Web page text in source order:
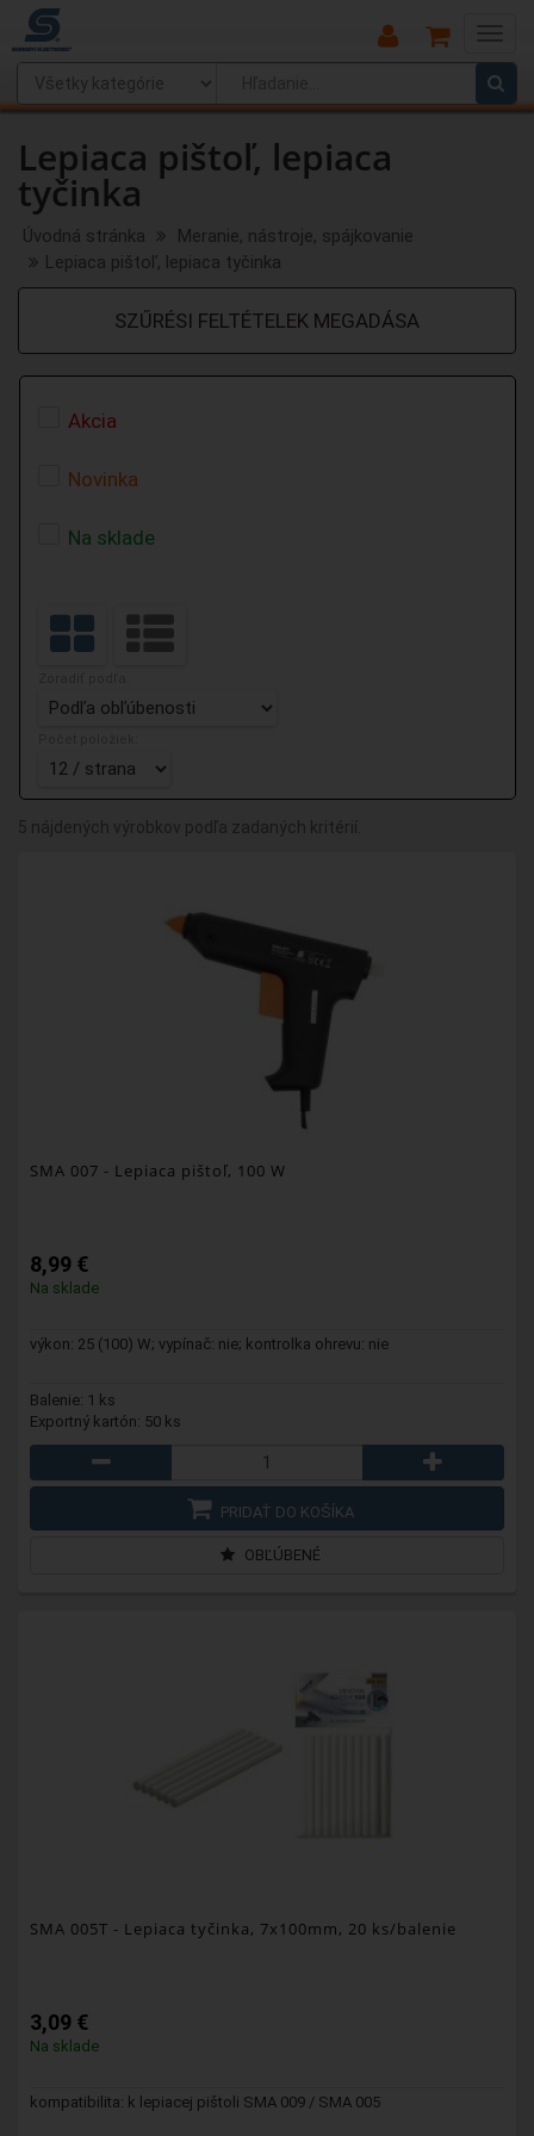
Main
Menu
Lepiaca pištoľ, lepiaca
tyčinka
Úvodná stránka
Meranie, nástroje, spájkovanie
Lepiaca pištoľ, lepiaca tyčinka
SZŰRÉSI FELTÉTELEK MEGADÁSA
Akcia
Novinka
Na sklade
5 nájdených výrobkov podľa zadaných kritérií.
SMA 007 - Lepiaca pištoľ, 100 W
8,99 €
Na sklade
výkon: 25 (100) W; vypínač: nie; kontrolka ohrevu: nie
Balenie: 1 ks
Exportný kartón: 50 ks
PRIDAŤ DO KOŠÍKA
OBĽÚBENÉ
SMA 005T - Lepiaca tyčinka, 7x100mm, 20 ks/balenie
3,09 €
Na sklade
kompatibilita: k lepiacej pištoli SMA 009 / SMA 005